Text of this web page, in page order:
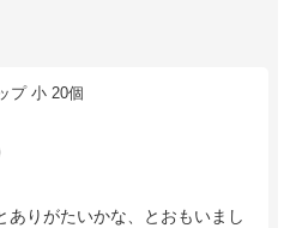
プ 小 20個
りがたいかな、とおもいまし